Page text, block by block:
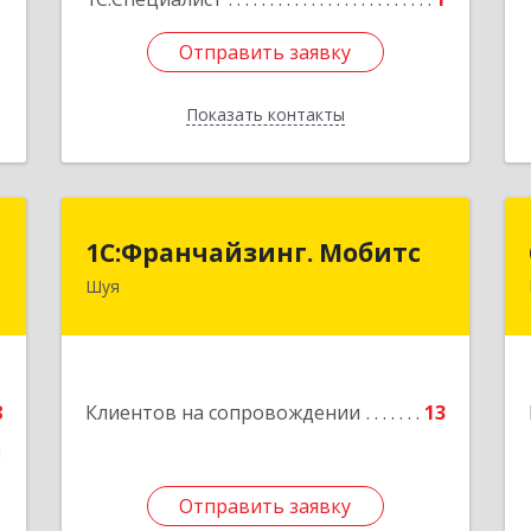
Отправить заявку
Показать контакты
Отправить заявку
Назад
1С:Франчайзинг. Мобитс
Шуя
Клиентов на сопровождении 13
Отправить заявку
1С:Франчайзинг. Мобитс
Отправить заявку